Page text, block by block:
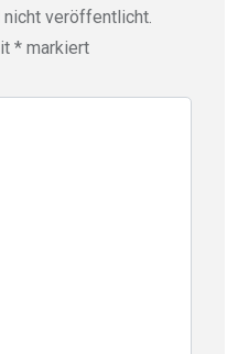
veröffentlicht.
* markiert